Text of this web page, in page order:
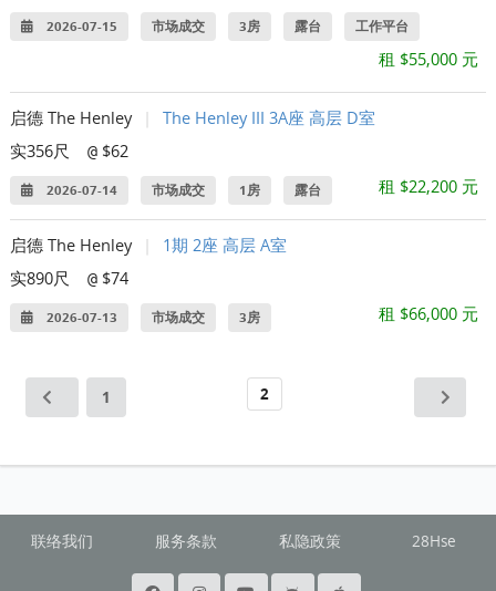
2026-07-15 市场成交 3房 露台 工作平台
租 $55,000 元
启德 The Henley
The Henley III 3A座 高层 D室
实356尺
@ $62
2026-07-14 市场成交 1房 露台 租 $22,200 元
启德 The Henley
1期 2座 高层 A室
实890尺
@ $74
2026-07-13 市场成交 3房 租 $66,000 元
1 2
联络我们 服务条款 私隐政策 28Hse